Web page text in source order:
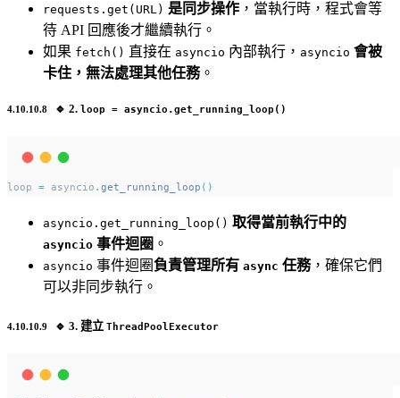
requests.get(URL) 是同步操作 ，當執行時，程式會等
待 API 回應後才繼續執行。
如果 fetch() 直接在 asyncio 內部執行， asyncio 會被
卡住，無法處理其他任務。
🔹 2. loop = asyncio.get_running_loop()
loop = asyncio . get_running_loop ()
asyncio.get_running_loop() 取得當前執行中的
asyncio 事件迴圈 。
asyncio 事件迴圈負責管理所有 async 任務，確保它們
可以非同步執行。
🔹 3. 建立 ThreadPoolExecutor